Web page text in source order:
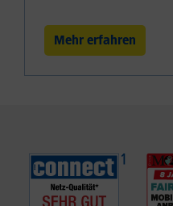
Mehr erfahren